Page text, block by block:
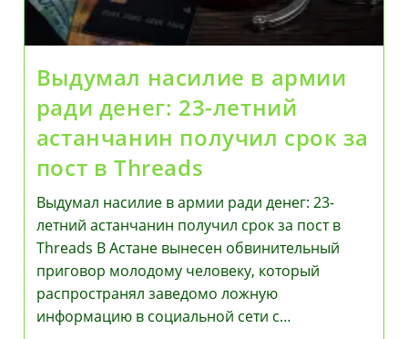
Выдумал насилие в армии
ради денег: 23-летний
астанчанин получил срок за
пост в Threads
Выдумал насилие в армии ради денег: 23-
летний астанчанин получил срок за пост в
Threads В Астане вынесен обвинительный
приговор молодому человеку, который
распространял заведомо ложную
информацию в социальной сети с…